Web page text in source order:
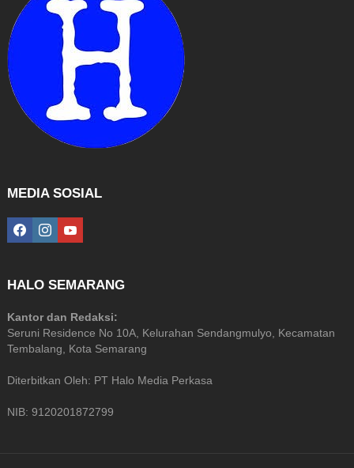
MEDIA SOSIAL
facebookinstagramyoutube
HALO SEMARANG
Kantor dan Redaksi:
Seruni Residence No 10A, Kelurahan Sendangmulyo, Kecamatan
Tembalang, Kota Semarang
Diterbitkan Oleh: PT Halo Media Perkasa
NIB: 9120201872799